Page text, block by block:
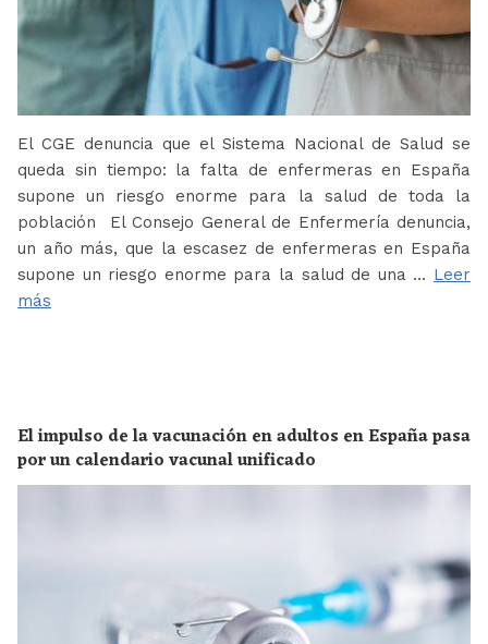
El CGE denuncia que el Sistema Nacional de Salud se
queda sin tiempo: la falta de enfermeras en España
supone un riesgo enorme para la salud de toda la
población El Consejo General de Enfermería denuncia,
un año más, que la escasez de enfermeras en España
supone un riesgo enorme para la salud de una … Leer
más
El impulso de la vacunación en adultos en España pasa
por un calendario vacunal unificado